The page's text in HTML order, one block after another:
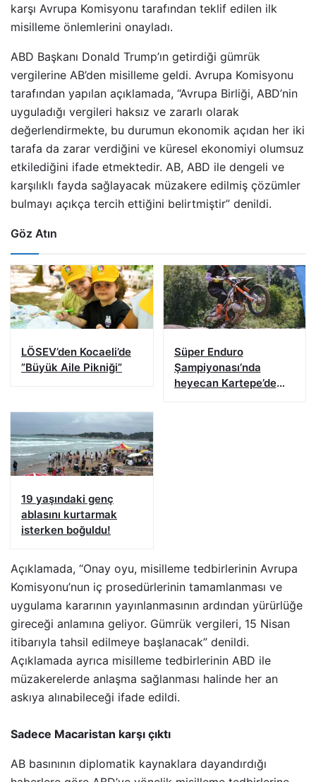
karşı Avrupa Komisyonu tarafından teklif edilen ilk
misilleme önlemlerini onayladı.
ABD Başkanı Donald Trump’ın getirdiği gümrük
vergilerine AB’den misilleme geldi. Avrupa Komisyonu
tarafından yapılan açıklamada, “Avrupa Birliği, ABD’nin
uyguladığı vergileri haksız ve zararlı olarak
değerlendirmekte, bu durumun ekonomik açıdan her iki
tarafa da zarar verdiğini ve küresel ekonomiyi olumsuz
etkilediğini ifade etmektedir. AB, ABD ile dengeli ve
karşılıklı fayda sağlayacak müzakere edilmiş çözümler
bulmayı açıkça tercih ettiğini belirtmiştir” denildi.
Göz Atın
LÖSEV’den Kocaeli’de
”Büyük Aile Pikniği”
Süper Enduro
Şampiyonası’nda
heyecan Kartepe’de
19 yaşındaki genç
ablasını kurtarmak
isterken boğuldu!
Açıklamada, “Onay oyu, misilleme tedbirlerinin Avrupa
Komisyonu’nun iç prosedürlerinin tamamlanması ve
uygulama kararının yayınlanmasının ardından yürürlüğe
gireceği anlamına geliyor. Gümrük vergileri, 15 Nisan
itibarıyla tahsil edilmeye başlanacak” denildi.
Açıklamada ayrıca misilleme tedbirlerinin ABD ile
müzakerelerde anlaşma sağlanması halinde her an
askıya alınabileceği ifade edildi.
Sadece Macaristan karşı çıktı
AB basınının diplomatik kaynaklara dayandırdığı